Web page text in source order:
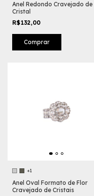
Anel Redondo Cravejado de
Cristal
R$132,00
Comprar
+1
Anel Oval Formato de Flor
Cravejado de Cristais